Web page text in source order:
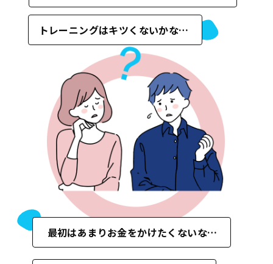
Company 運営会社情報
フランチャイズ加盟店募集
プライバシーポリシー
Our Sns
トレーニングはキツくないかな…
最初はあまりお金をかけたくないな…